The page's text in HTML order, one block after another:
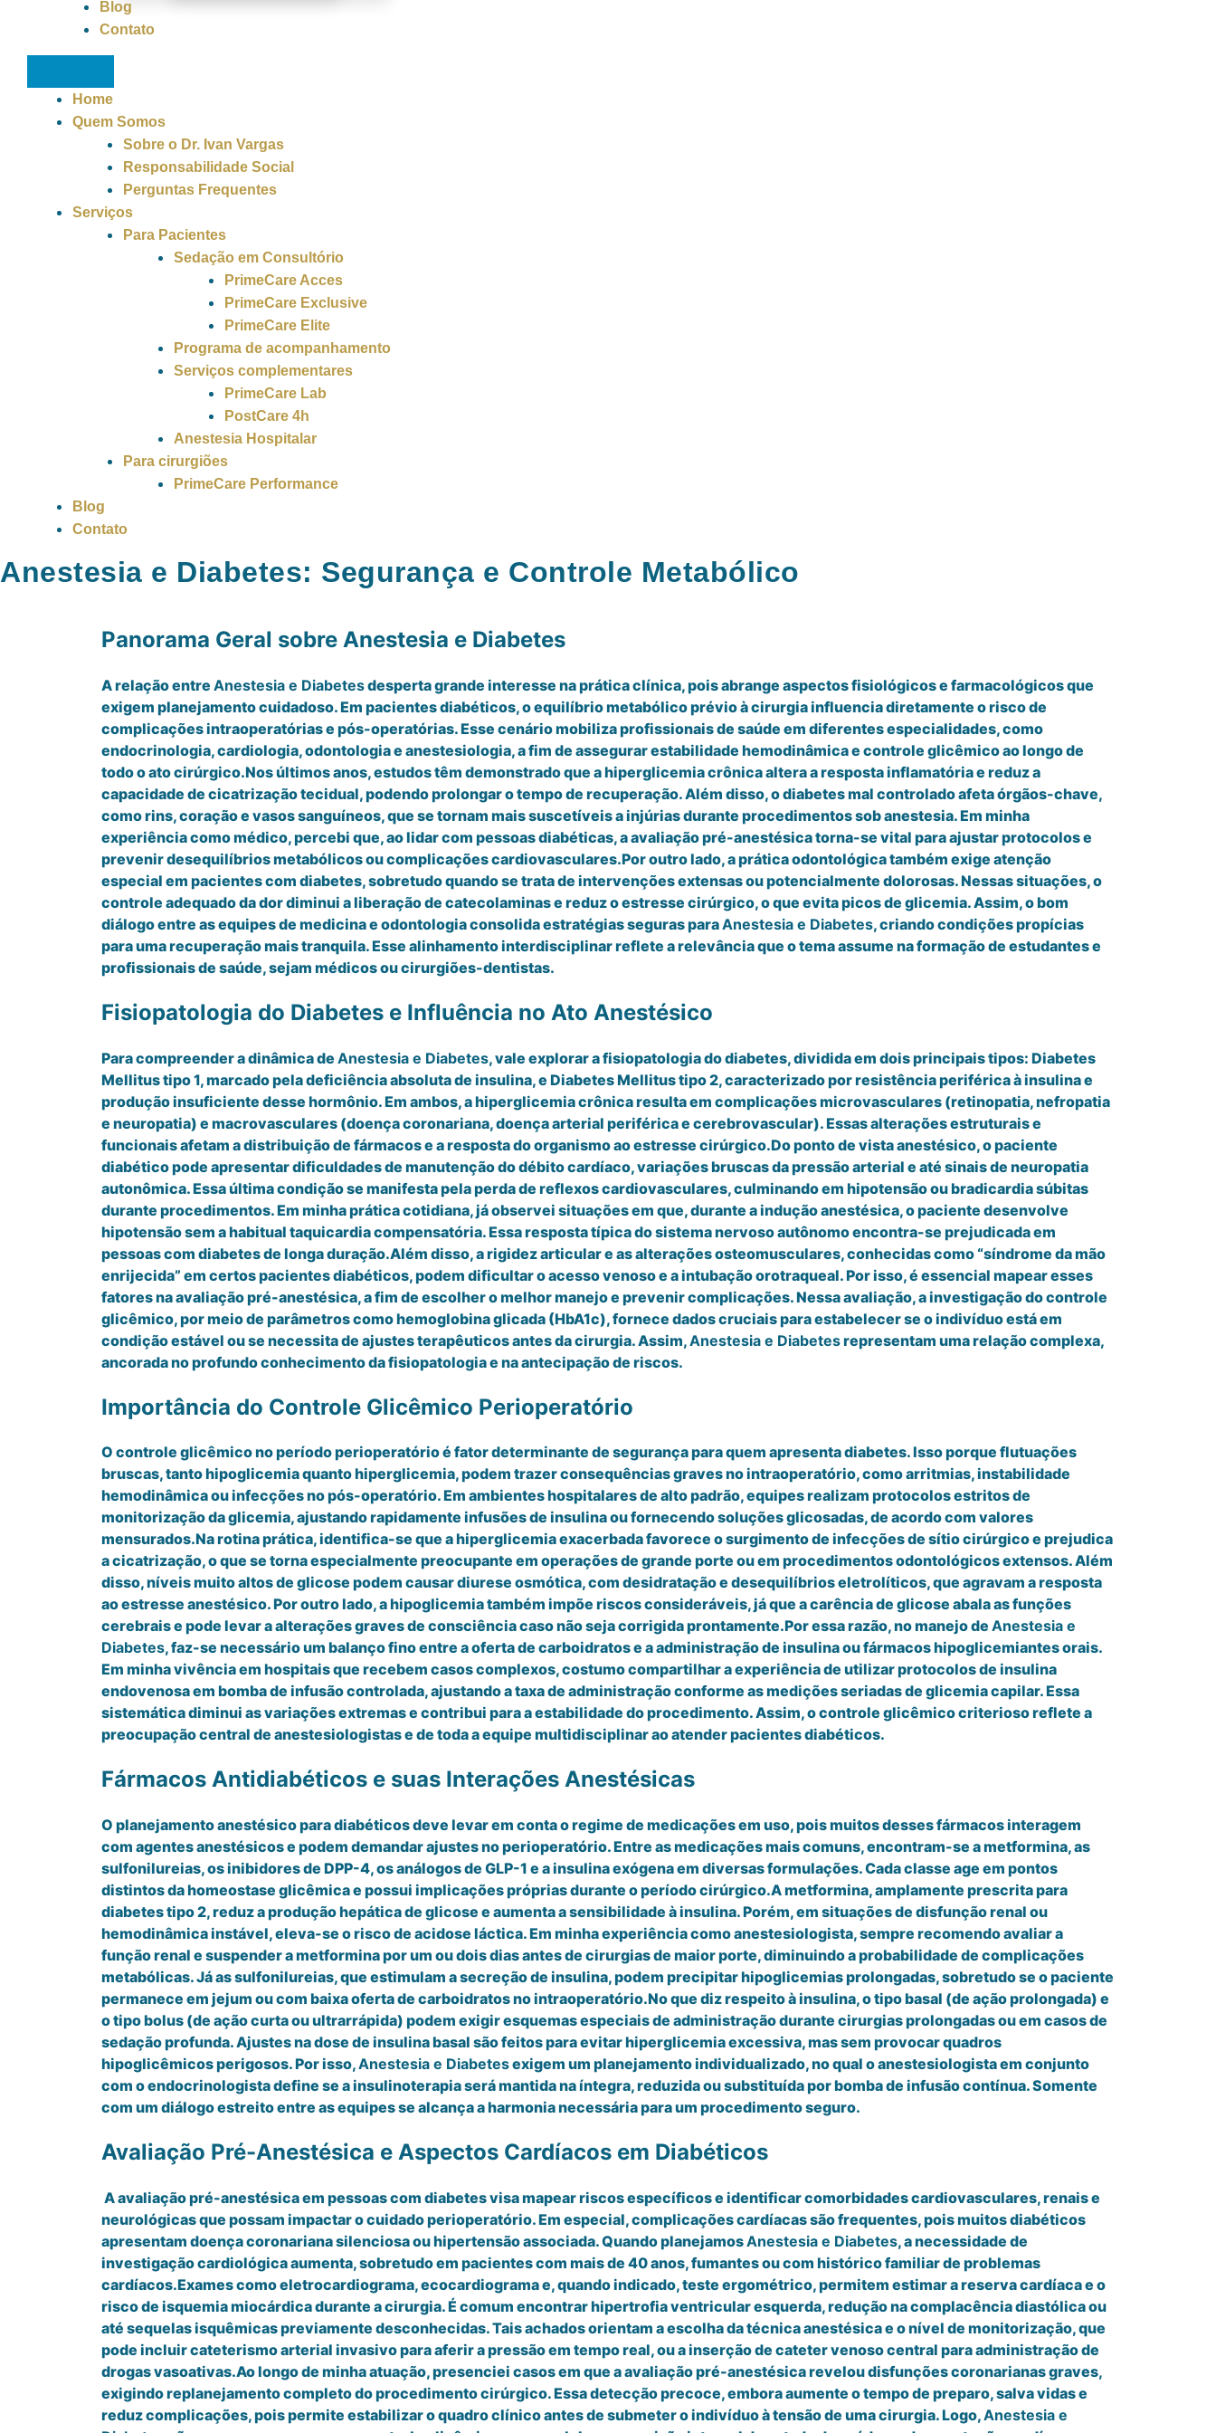
Blog
Contato
Home
Quem Somos
Sobre o Dr. Ivan Vargas
Responsabilidade Social
Perguntas Frequentes
Serviços
Para Pacientes
Sedação em Consultório
PrimeCare Acces
PrimeCare Exclusive
PrimeCare Elite
Programa de acompanhamento
Serviços complementares
PrimeCare Lab
PostCare 4h
Anestesia Hospitalar
Para cirurgiões
PrimeCare Performance
Blog
Contato
Anestesia e Diabetes: Segurança e Controle Metabólico
Panorama Geral sobre Anestesia e Diabetes
A relação entre Anestesia e Diabetesdesperta grande interesse na prática clínica, pois abrange aspectos fisiológicos e farmacológicos que
exigem planejamento cuidadoso. Em pacientes diabéticos, o equilíbrio metabólico prévio à cirurgia influencia diretamente o risco de
complicações intraoperatórias e pós-operatórias. Esse cenário mobiliza profissionais de saúde em diferentes especialidades, como
endocrinologia, cardiologia, odontologia e anestesiologia, a fim de assegurar estabilidade hemodinâmica e controle glicêmico ao longo de
todo o ato cirúrgico.Nos últimos anos, estudos têm demonstrado que a hiperglicemia crônica altera a resposta inflamatória e reduz a
capacidade de cicatrização tecidual, podendo prolongar o tempo de recuperação. Além disso, o diabetes mal controlado afeta órgãos-chave,
como rins, coração e vasos sanguíneos, que se tornam mais suscetíveis a injúrias durante procedimentos sob anestesia. Em minha
experiência como médico, percebi que, ao lidar com pessoas diabéticas, a avaliação pré-anestésica torna-se vital para ajustar protocolos e
prevenir desequilíbrios metabólicos ou complicações cardiovasculares.Por outro lado, a prática odontológica também exige atenção
especial em pacientes com diabetes, sobretudo quando se trata de intervenções extensas ou potencialmente dolorosas. Nessas situações, o
controle adequado da dor diminui a liberação de catecolaminas e reduz o estresse cirúrgico, o que evita picos de glicemia. Assim, o bom
diálogo entre as equipes de medicina e odontologia consolida estratégias seguras paraAnestesia e Diabetes, criando condições propícias
para uma recuperação mais tranquila. Esse alinhamento interdisciplinar reflete a relevância que o tema assume na formação de estudantes e
profissionais de saúde, sejam médicos ou cirurgiões-dentistas.
Fisiopatologia do Diabetes e Influência no Ato Anestésico
Para compreender a dinâmica de Anestesia e Diabetes, vale explorar a fisiopatologia do diabetes, dividida em dois principais tipos: Diabetes
Mellitus tipo 1, marcado pela deficiência absoluta de insulina, e Diabetes Mellitus tipo 2, caracterizado por resistência periférica à insulina e
produção insuficiente desse hormônio. Em ambos, a hiperglicemia crônica resulta em complicações microvasculares (retinopatia, nefropatia
e neuropatia) e macrovasculares (doença coronariana, doença arterial periférica e cerebrovascular). Essas alterações estruturais e
funcionais afetam a distribuição de fármacos e a resposta do organismo ao estresse cirúrgico.Do ponto de vista anestésico, o paciente
diabético pode apresentar dificuldades de manutenção do débito cardíaco, variações bruscas da pressão arterial e até sinais de neuropatia
autonômica. Essa última condição se manifesta pela perda de reflexos cardiovasculares, culminando em hipotensão ou bradicardia súbitas
durante procedimentos. Em minha prática cotidiana, já observei situações em que, durante a indução anestésica, o paciente desenvolve
hipotensão sem a habitual taquicardia compensatória. Essa resposta típica do sistema nervoso autônomo encontra-se prejudicada em
pessoas com diabetes de longa duração.Além disso, a rigidez articular e as alterações osteomusculares, conhecidas como “síndrome da mão
enrijecida” em certos pacientes diabéticos, podem dificultar o acesso venoso e a intubação orotraqueal. Por isso, é essencial mapear esses
fatores na avaliação pré-anestésica, a fim de escolher o melhor manejo e prevenir complicações. Nessa avaliação, a investigação do controle
glicêmico, por meio de parâmetros como hemoglobina glicada (HbA1c), fornece dados cruciais para estabelecer se o indivíduo está em
condição estável ou se necessita de ajustes terapêuticos antes da cirurgia. Assim,Anestesia e Diabetesrepresentam uma relação complexa,
ancorada no profundo conhecimento da fisiopatologia e na antecipação de riscos.
Importância do Controle Glicêmico Perioperatório
O controle glicêmico no período perioperatório é fator determinante de segurança para quem apresenta diabetes. Isso porque flutuações
bruscas, tanto hipoglicemia quanto hiperglicemia, podem trazer consequências graves no intraoperatório, como arritmias, instabilidade
hemodinâmica ou infecções no pós-operatório. Em ambientes hospitalares de alto padrão, equipes realizam protocolos estritos de
monitorização da glicemia, ajustando rapidamente infusões de insulina ou fornecendo soluções glicosadas, de acordo com valores
mensurados.Na rotina prática, identifica-se que a hiperglicemia exacerbada favorece o surgimento de infecções de sítio cirúrgico e prejudica
a cicatrização, o que se torna especialmente preocupante em operações de grande porte ou em procedimentos odontológicos extensos. Além
disso, níveis muito altos de glicose podem causar diurese osmótica, com desidratação e desequilíbrios eletrolíticos, que agravam a resposta
ao estresse anestésico. Por outro lado, a hipoglicemia também impõe riscos consideráveis, já que a carência de glicose abala as funções
cerebrais e pode levar a alterações graves de consciência caso não seja corrigida prontamente.Por essa razão, no manejo de Anestesia e
Diabetes, faz-se necessário um balanço fino entre a oferta de carboidratos e a administração de insulina ou fármacos hipoglicemiantes orais.
Em minha vivência em hospitais que recebem casos complexos, costumo compartilhar a experiência de utilizar protocolos de insulina
endovenosa em bomba de infusão controlada, ajustando a taxa de administração conforme as medições seriadas de glicemia capilar. Essa
sistemática diminui as variações extremas e contribui para a estabilidade do procedimento. Assim, o controle glicêmico criterioso reflete a
preocupação central de anestesiologistas e de toda a equipe multidisciplinar ao atender pacientes diabéticos.
Fármacos Antidiabéticos e suas Interações Anestésicas
O planejamento anestésico para diabéticos deve levar em conta o regime de medicações em uso, pois muitos desses fármacos interagem
com agentes anestésicos e podem demandar ajustes no perioperatório. Entre as medicações mais comuns, encontram-se a metformina, as
sulfonilureias, os inibidores de DPP-4, os análogos de GLP-1 e a insulina exógena em diversas formulações. Cada classe age em pontos
distintos da homeostase glicêmica e possui implicações próprias durante o período cirúrgico.A metformina, amplamente prescrita para
diabetes tipo 2, reduz a produção hepática de glicose e aumenta a sensibilidade à insulina. Porém, em situações de disfunção renal ou
hemodinâmica instável, eleva-se o risco de acidose láctica. Em minha experiência como anestesiologista, sempre recomendo avaliar a
função renal e suspender a metformina por um ou dois dias antes de cirurgias de maior porte, diminuindo a probabilidade de complicações
metabólicas. Já as sulfonilureias, que estimulam a secreção de insulina, podem precipitar hipoglicemias prolongadas, sobretudo se o paciente
permanece em jejum ou com baixa oferta de carboidratos no intraoperatório.No que diz respeito à insulina, o tipo basal (de ação prolongada) e
o tipo bolus (de ação curta ou ultrarrápida) podem exigir esquemas especiais de administração durante cirurgias prolongadas ou em casos de
sedação profunda. Ajustes na dose de insulina basal são feitos para evitar hiperglicemia excessiva, mas sem provocar quadros
hipoglicêmicos perigosos. Por isso,Anestesia e Diabetesexigem um planejamento individualizado, no qual o anestesiologista em conjunto
com o endocrinologista define se a insulinoterapia será mantida na íntegra, reduzida ou substituída por bomba de infusão contínua. Somente
com um diálogo estreito entre as equipes se alcança a harmonia necessária para um procedimento seguro.
Avaliação Pré-Anestésica e Aspectos Cardíacos em Diabéticos
A avaliação pré-anestésica em pessoas com diabetes visa mapear riscos específicos e identificar comorbidades cardiovasculares, renais e
neurológicas que possam impactar o cuidado perioperatório. Em especial, complicações cardíacas são frequentes, pois muitos diabéticos
apresentam doença coronariana silenciosa ou hipertensão associada. Quando planejamosAnestesia e Diabetes, a necessidade de
investigação cardiológica aumenta, sobretudo em pacientes com mais de 40 anos, fumantes ou com histórico familiar de problemas
cardíacos.Exames como eletrocardiograma, ecocardiograma e, quando indicado, teste ergométrico, permitem estimar a reserva cardíaca e o
risco de isquemia miocárdica durante a cirurgia. É comum encontrar hipertrofia ventricular esquerda, redução na complacência diastólica ou
até sequelas isquêmicas previamente desconhecidas. Tais achados orientam a escolha da técnica anestésica e o nível de monitorização, que
pode incluir cateterismo arterial invasivo para aferir a pressão em tempo real, ou a inserção de cateter venoso central para administração de
drogas vasoativas.Ao longo de minha atuação, presenciei casos em que a avaliação pré-anestésica revelou disfunções coronarianas graves,
exigindo replanejamento completo do procedimento cirúrgico. Essa detecção precoce, embora aumente o tempo de preparo, salva vidas e
reduz complicações, pois permite estabilizar o quadro clínico antes de submeter o indivíduo à tensão de uma cirurgia. Logo,Anestesia e